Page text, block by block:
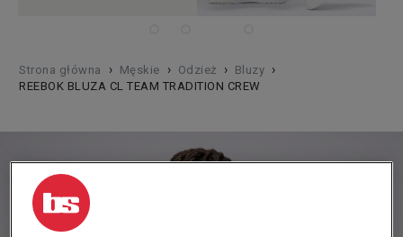
Strona główna › Męskie › Odzież › Bluzy ›
REEBOK BLUZA CL TEAM TRADITION CREW